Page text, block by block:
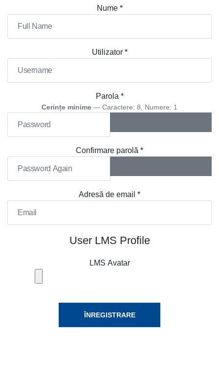
Nume*
Utilizator*
Parola *
Cerințe minime — Caractere: 8, Numere: 1
Confirmare parolă *
Adresă de email *
User LMS Profile
LMS Avatar
ÎNREGISTRARE